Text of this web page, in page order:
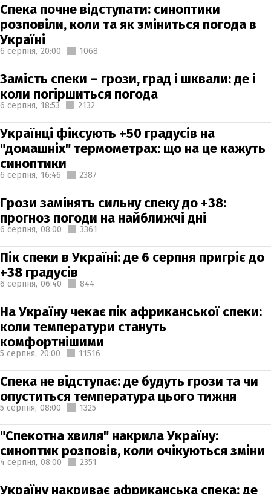
Спека почне відступати: синоптики
розповіли, коли та як зміниться погода в
Україні
6 серпня, 20:00 1068
Замість спеки – грози, град і шквали: де і
коли погіршиться погода
6 серпня, 18:53 2132
Українці фіксують +50 градусів на
"домашніх" термометрах: що на це кажуть
синоптики
6 серпня, 16:46 2387
Грози замінять сильну спеку до +38:
прогноз погоди на найближчі дні
6 серпня, 08:00 3361
Пік спеки в Україні: де 6 серпня пригріє до
+38 градусів
6 серпня, 06:40 844
На Україну чекає пік африканської спеки:
коли температури стануть
комфортнішими
5 серпня, 20:00 11516
Спека не відступає: де будуть грози та чи
опуститься температура цього тижня
5 серпня, 08:00 1325
"Спекотна хвиля" накрила Україну:
синоптик розповів, коли очікуються зміни
4 серпня, 08:00 2351
Україну накриває африканська спека: де